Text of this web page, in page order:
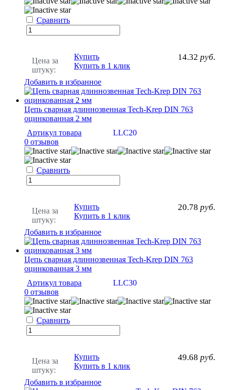
Сравнить
Цена за
штуку:
14.32 руб.
Купить
Купить в 1 клик
Добавить в избранное
Цепь сварная длиннозвенная Tech-Krep DIN 763
оцинкованная 2 мм
Артикул товара
LLC20
0 отзывов
Сравнить
Цена за
штуку:
20.78 руб.
Купить
Купить в 1 клик
Добавить в избранное
Цепь сварная длиннозвенная Tech-Krep DIN 763
оцинкованная 3 мм
Артикул товара
LLC30
0 отзывов
Сравнить
Цена за
штуку:
49.68 руб.
Купить
Купить в 1 клик
Добавить в избранное